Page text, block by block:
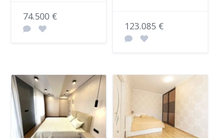
74.500 €
123.085 €